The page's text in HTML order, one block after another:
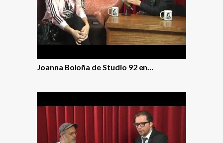
Joanna Boloña de Studio 92 en…